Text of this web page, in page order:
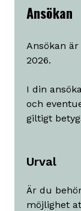
Ansökan
Ansökan
2026.
I din
och
giltigt
Urval
Är du
möjlighet